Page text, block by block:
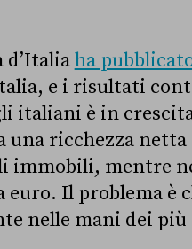
d’Italiaha
e i risultati
italiani è in
una ricchezza
immobili, mentre
euro. Il problema è
nelle mani dei